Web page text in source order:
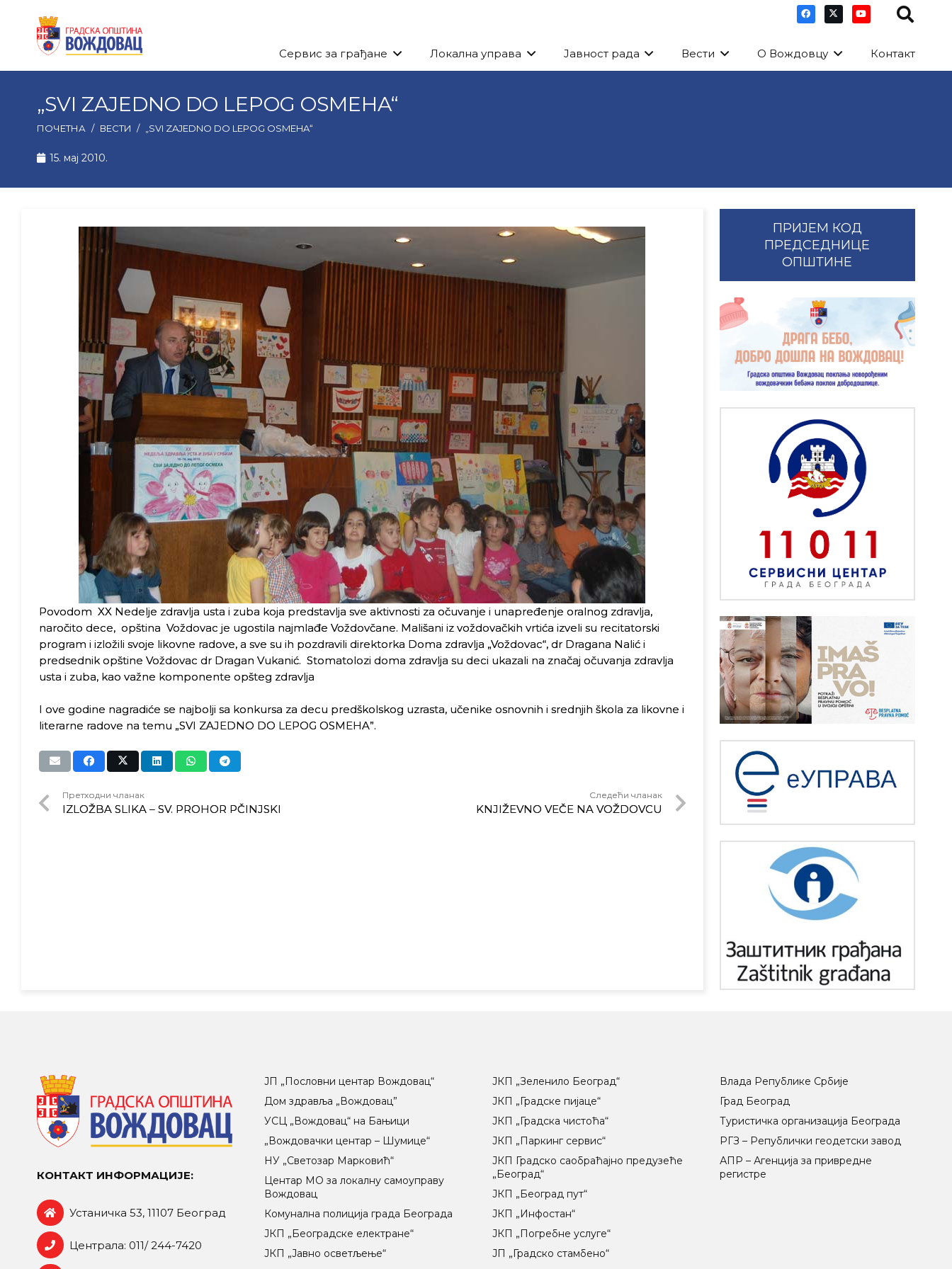
Сервис за грађане Локална управа Јавност рада Вести О Вождовцу Контакт
„SVI ZAJEDNO DO LEPOG OSMEHA“
ПОЧЕТНА / ВЕСТИ / „SVI ZAJEDNO DO LEPOG OSMEHA“
15. мај 2010.
Povodom XX Nedelje zdravlja usta i zuba koja predstavlja sve aktivnosti za očuvanje i unapređenje oralnog zdravlja,
naročito dece, opština Voždovac je ugostila najmlađe Voždovčane. Mališani iz voždovačkih vrtića izveli su recitatorski
program i izložili svoje likovne radove, a sve su ih pozdravili direktorka Doma zdravlja „Voždovac“, dr Dragana Nalić i
predsednik opštine Voždovac dr Dragan Vukanić. Stomatolozi doma zdravlja su deci ukazali na značaj očuvanja zdravlja
usta i zuba, kao važne komponente opšteg zdravlja
I ove godine nagradiće se najbolji sa konkursa za decu predškolskog uzrasta, učenike osnovnih i srednjih škola za likovne i
literarne radove na temu „SVI ZAJEDNO DO LEPOG OSMEHA”.
Претходни чланак
IZLOŽBA SLIKA – SV. PROHOR PČINJSKI
Следећи чланак
KNJIŽEVNO VEČE NA VOŽDOVCU
ПРИЈЕМ КОД
ПРЕДСЕДНИЦЕ
ОПШТИНЕ
КОНТАКТ ИНФОРМАЦИЈЕ:
Устаничка 53, 11107 Београд
Централа: 011/ 244-7420
ЈП „Пословни центар Вождовац“
Дом здравља „Вождовац”
УСЦ „Вождовац“ на Бањици
„Вождовачки центар – Шумице“
НУ „Светозар Марковић“
Центар МO за локалну самоуправу
Вождовац
Комунална полиција града Београда
ЈКП „Београдске електране“
ЈКП „Јавно осветљење“
ЈКП „Зеленило Београд“
ЈКП „Градске пијаце“
ЈКП „Градска чистоћа“
ЈКП „Паркинг сервис“
ЈКП Градско саобраћајно предузеће
„Београд“
ЈКП „Београд пут“
ЈКП „Инфостан“
ЈКП „Погребне услуге“
ЈП „Градско стамбено“
Влада Републике Србије
Град Београд
Туристичка организација Београда
РГЗ – Републички геодетски завод
АПР – Агенција за привредне
регистре